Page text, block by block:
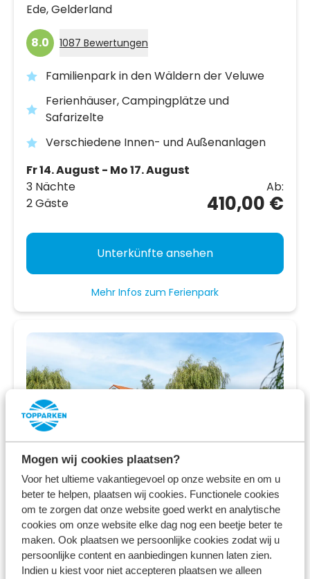
Mogen wij cookies plaatsen?
Voor het ultieme vakantiegevoel op onze website en om u
beter te helpen, plaatsen wij cookies. Functionele cookies
om te zorgen dat onze website goed werkt en analytische
cookies om onze website elke dag nog een beetje beter te
maken. Ook plaatsen we persoonlijke cookies zodat wij u
persoonlijke content en aanbiedingen kunnen laten zien.
Indien u kiest voor niet accepteren plaatsen we alleen
Ede,Gelderland
8.0 1087 Bewertungen
Familienpark in den Wäldern der Veluwe
Ferienhäuser, Campingplätze und
Safarizelte
Verschiedene Innen- und Außenanlagen
Fr 14. August - Mo 17. August
3 Nächte
2 Gäste
Ab:
410,00 €
Unterkünfte ansehen
Mehr Infos zum Ferienpark
Résidence Lichtenvoorde
Lichtenvoorde,Gelderland
8.3 2511 Bewertungen